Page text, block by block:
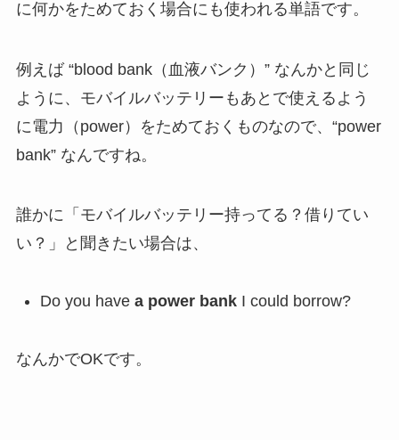
に何かをためておく場合にも使われる単語です。
例えば “blood bank（血液バンク）” なんかと同じ
ように、モバイルバッテリーもあとで使えるよう
に電力（power）をためておくものなので、“power
bank” なんですね。
誰かに「モバイルバッテリー持ってる？借りてい
い？」と聞きたい場合は、
Do you have a power bankI could borrow?
なんかでOKです。